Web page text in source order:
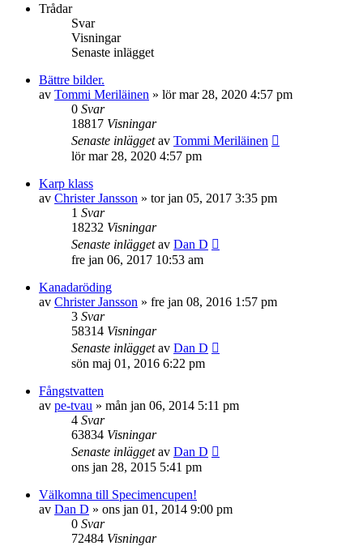
Trådar
Svar
Visningar
Senaste inlägget
Bättre bilder.
av Tommi Meriläinen » lör mar 28, 2020 4:57 pm
0 Svar
18817 Visningar
Senaste inläggetav Tommi Meriläinen
lör mar 28, 2020 4:57 pm
Karp klass
av Christer Jansson » tor jan 05, 2017 3:35 pm
1 Svar
18232 Visningar
Senaste inläggetav Dan D
fre jan 06, 2017 10:53 am
Kanadaröding
av Christer Jansson » fre jan 08, 2016 1:57 pm
3 Svar
58314 Visningar
Senaste inläggetav Dan D
sön maj 01, 2016 6:22 pm
Fångstvatten
av pe-tvau » mån jan 06, 2014 5:11 pm
4 Svar
63834 Visningar
Senaste inläggetav Dan D
ons jan 28, 2015 5:41 pm
Välkomna till Specimencupen!
av Dan D » ons jan 01, 2014 9:00 pm
0 Svar
72484 Visningar